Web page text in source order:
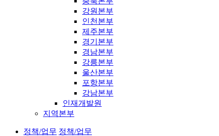
강원본부
인천본부
제주본부
경기본부
경남본부
강릉본부
울산본부
포항본부
강남본부
인재개발원
지역본부
정책/업무 정책/업무